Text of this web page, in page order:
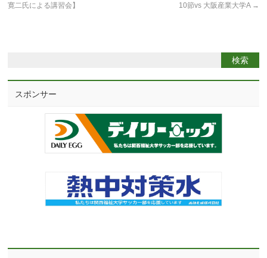
寛二氏による講習会】
10節vs 大阪産業大学A →
スポンサー